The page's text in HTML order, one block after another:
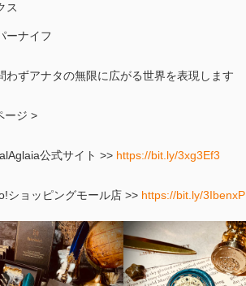
ス
ーナイフ
わずアナタの無限に広がる世界を表現します
ージ >
公式サイト >> https://bit.ly/3xg3Ef3
ショッピングモール店 >> https://bit.ly/3IbenxP